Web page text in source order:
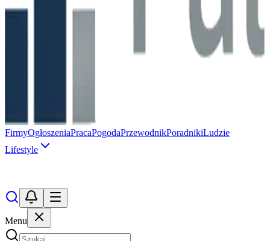
FirmyOgłoszeniaPracaPogodaPrzewodnikPoradnikiLudzie
Lifestyle
Menu